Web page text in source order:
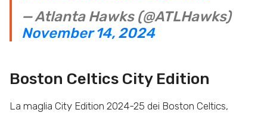
— Atlanta Hawks (@ATLHawks)
November 14, 2024
Boston Celtics City Edition
La maglia City Edition 2024-25 dei Boston Celtics,